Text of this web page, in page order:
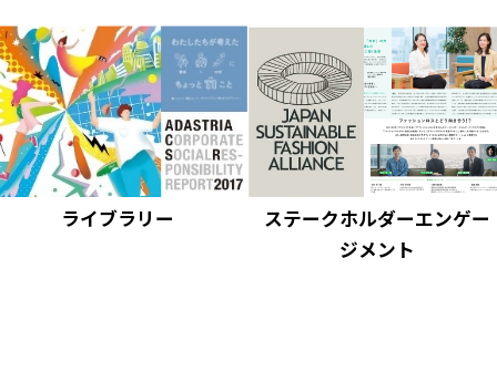
ライブラリー
ステークホルダーエンゲー
ジメント